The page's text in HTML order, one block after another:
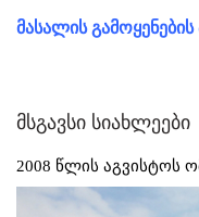
მასალის
მსგავსი სიახლეები
2008 წლის აგვისტოს